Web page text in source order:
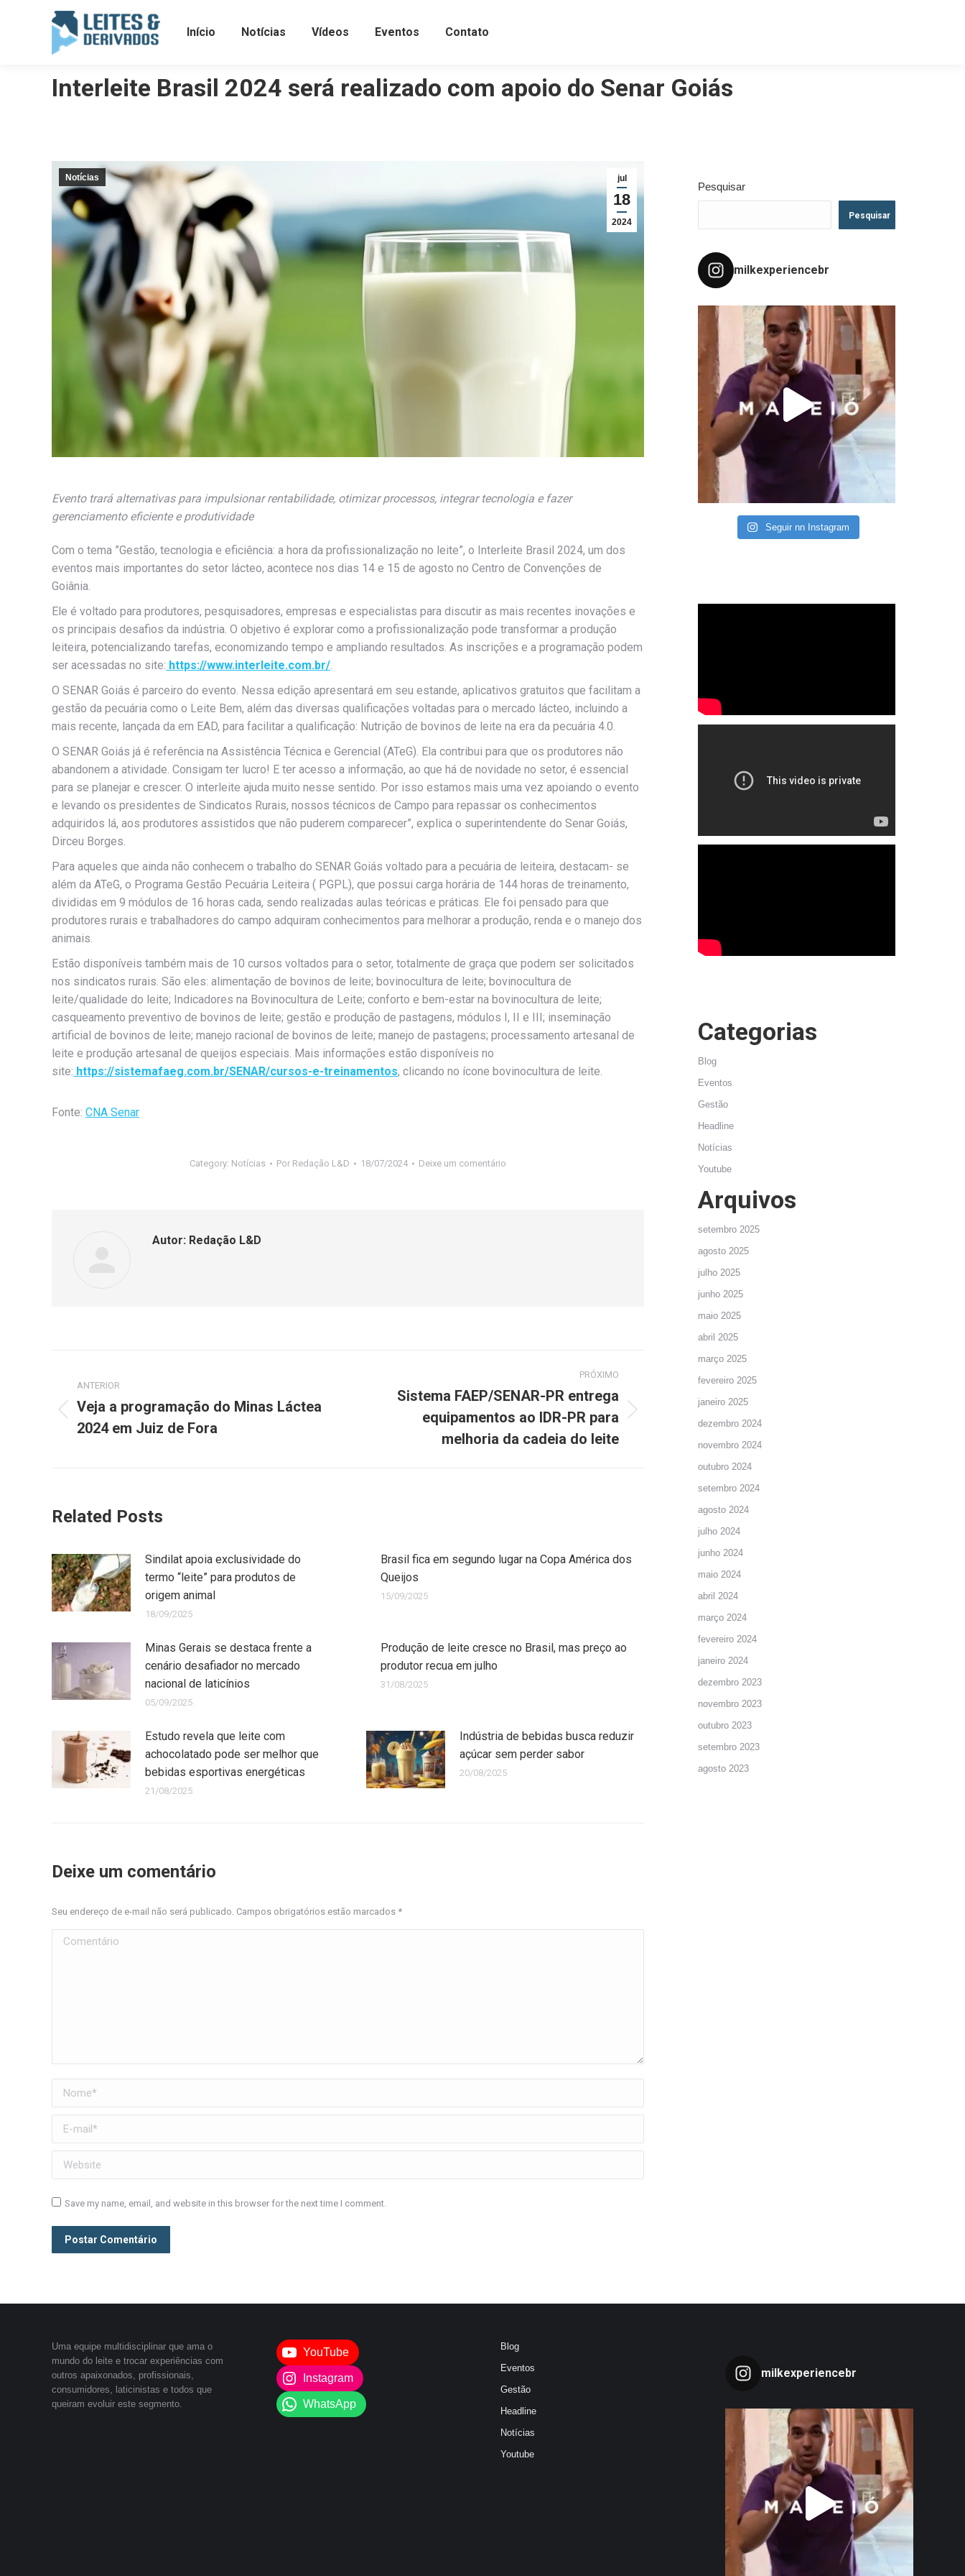
Início Notícias Vídeos Eventos Contato
Interleite Brasil 2024 será realizado com apoio do Senar Goiás
jul
18
2024
Notícias
Evento trará alternativas para impulsionar rentabilidade, otimizar processos, integrar tecnologia e fazer
gerenciamento eficiente e produtividade
Com o tema ”Gestão, tecnologia e eficiência: a hora da profissionalização no leite”, o Interleite Brasil 2024, um dos
eventos mais importantes do setor lácteo, acontece nos dias 14 e 15 de agosto no Centro de Convenções de
Goiânia.
Ele é voltado para produtores, pesquisadores, empresas e especialistas para discutir as mais recentes inovações e
os principais desafios da indústria. O objetivo é explorar como a profissionalização pode transformar a produção
leiteira, potencializando tarefas, economizando tempo e ampliando resultados. As inscrições e a programação podem
ser acessadas no site: https://www.interleite.com.br/.
O SENAR Goiás é parceiro do evento. Nessa edição apresentará em seu estande, aplicativos gratuitos que facilitam a
gestão da pecuária como o Leite Bem, além das diversas qualificações voltadas para o mercado lácteo, incluindo a
mais recente, lançada da em EAD, para facilitar a qualificação: Nutrição de bovinos de leite na era da pecuária 4.0.
O SENAR Goiás já é referência na Assistência Técnica e Gerencial (ATeG). Ela contribui para que os produtores não
abandonem a atividade. Consigam ter lucro! E ter acesso a informação, ao que há de novidade no setor, é essencial
para se planejar e crescer. O interleite ajuda muito nesse sentido. Por isso estamos mais uma vez apoiando o evento
e levando os presidentes de Sindicatos Rurais, nossos técnicos de Campo para repassar os conhecimentos
adquiridos lá, aos produtores assistidos que não puderem comparecer”, explica o superintendente do Senar Goiás,
Dirceu Borges.
Para aqueles que ainda não conhecem o trabalho do SENAR Goiás voltado para a pecuária de leiteira, destacam- se
além da ATeG, o Programa Gestão Pecuária Leiteira ( PGPL), que possui carga horária de 144 horas de treinamento,
divididas em 9 módulos de 16 horas cada, sendo realizadas aulas teóricas e práticas. Ele foi pensado para que
produtores rurais e trabalhadores do campo adquiram conhecimentos para melhorar a produção, renda e o manejo dos
animais.
Estão disponíveis também mais de 10 cursos voltados para o setor, totalmente de graça que podem ser solicitados
nos sindicatos rurais. São eles: alimentação de bovinos de leite; bovinocultura de leite; bovinocultura de
leite/qualidade do leite; Indicadores na Bovinocultura de Leite; conforto e bem-estar na bovinocultura de leite;
casqueamento preventivo de bovinos de leite; gestão e produção de pastagens, módulos I, II e III; inseminação
artificial de bovinos de leite; manejo racional de bovinos de leite; manejo de pastagens; processamento artesanal de
leite e produção artesanal de queijos especiais. Mais informações estão disponíveis no
site: https://sistemafaeg.com.br/SENAR/cursos-e-treinamentos, clicando no ícone bovinocultura de leite.
Fonte: CNA Senar
Category: Notícias Por Redação L&D 18/07/2024 Deixe um comentário
Autor: Redação L&D
ANTERIOR
Veja a programação do Minas Láctea
2024 em Juiz de Fora
PRÓXIMO
Sistema FAEP/SENAR-PR entrega
equipamentos ao IDR-PR para
melhoria da cadeia do leite
Related Posts
Sindilat apoia exclusividade do
termo “leite” para produtos de
origem animal
18/09/2025
Brasil fica em segundo lugar na Copa América dos
Queijos
15/09/2025
Minas Gerais se destaca frente a
cenário desafiador no mercado
nacional de laticínios
05/09/2025
Produção de leite cresce no Brasil, mas preço ao
produtor recua em julho
31/08/2025
Estudo revela que leite com
achocolatado pode ser melhor que
bebidas esportivas energéticas
21/08/2025
Indústria de bebidas busca reduzir
açúcar sem perder sabor
20/08/2025
Deixe um comentário
Seu endereço de e-mail não será publicado. Campos obrigatórios estão marcados *
Comentário
Nome *
E-mail *
Website
Save my name, email, and website in this browser for the next time I comment.
Postar Comentário
Pesquisar
Pesquisar
milkexperiencebr
Seguir nn Instagram
Categorias
Blog
Eventos
Gestão
Headline
Notícias
Youtube
Arquivos
setembro 2025
agosto 2025
julho 2025
junho 2025
maio 2025
abril 2025
março 2025
fevereiro 2025
janeiro 2025
dezembro 2024
novembro 2024
outubro 2024
setembro 2024
agosto 2024
julho 2024
junho 2024
maio 2024
abril 2024
março 2024
fevereiro 2024
janeiro 2024
dezembro 2023
novembro 2023
outubro 2023
setembro 2023
agosto 2023
Uma equipe multidisciplinar que ama o
mundo do leite e trocar experiências com
outros apaixonados, profissionais,
consumidores, laticinistas e todos que
queiram evoluir este segmento.
YouTube
Instagram
WhatsApp
Blog
Eventos
Gestão
Headline
Notícias
Youtube
milkexperiencebr